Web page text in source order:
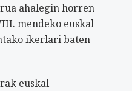
ahalegin horren
mendeko euskal
ikerlari baten
euskal